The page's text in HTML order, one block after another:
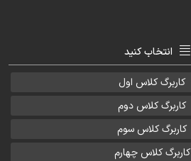
انتخاب کنید
کاربرگ کلاس اول
کاربرگ کلاس دوم
کاربرگ کلاس سوم
کاربرگ کلاس چهارم